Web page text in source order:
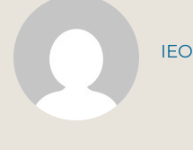
IEO